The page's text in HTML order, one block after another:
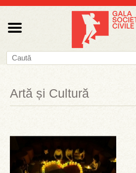
Artă și Cultură